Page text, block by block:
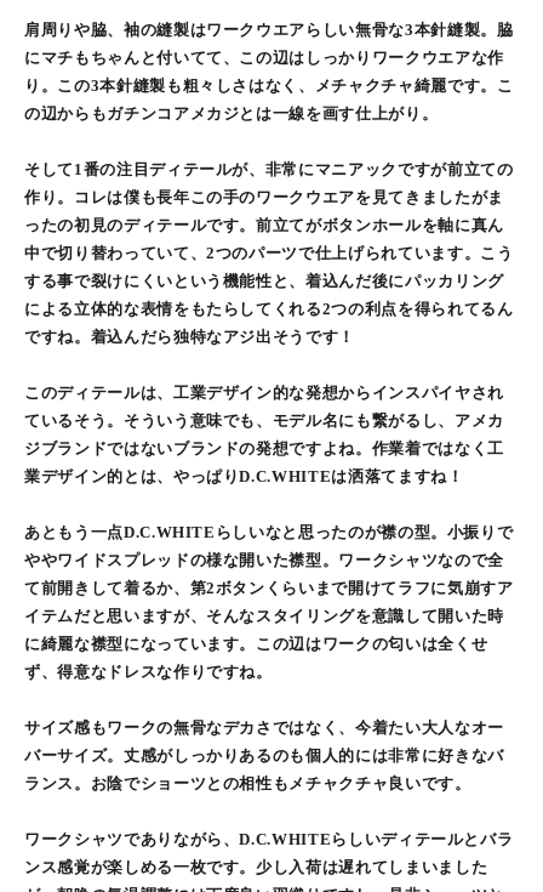
肩周りや脇、袖の縫製はワークウエアらしい無骨な3本針縫製。脇
にマチもちゃんと付いてて、この辺はしっかりワークウエアな作
り。この3本針縫製も粗々しさはなく、メチャクチャ綺麗です。こ
の辺からもガチンコアメカジとは一線を画す仕上がり。
そして1番の注目ディテールが、非常にマニアックですが前立ての
作り。コレは僕も長年この手のワークウエアを見てきましたがま
ったの初見のディテールです。前立てがボタンホールを軸に真ん
中で切り替わっていて、2つのパーツで仕上げられています。こう
する事で裂けにくいという機能性と、着込んだ後にパッカリング
による立体的な表情をもたらしてくれる2つの利点を得られてるん
ですね。着込んだら独特なアジ出そうです！
このディテールは、工業デザイン的な発想からインスパイヤされ
ているそう。そういう意味でも、モデル名にも繋がるし、アメカ
ジブランドではないブランドの発想ですよね。作業着ではなく工
業デザイン的とは、やっぱりD.C.WHITEは洒落てますね！
あともう一点D.C.WHITEらしいなと思ったのが襟の型。小振りで
ややワイドスプレッドの様な開いた襟型。ワークシャツなので全
て前開きして着るか、第2ボタンくらいまで開けてラフに気崩すア
イテムだと思いますが、そんなスタイリングを意識して開いた時
に綺麗な襟型になっています。この辺はワークの匂いは全くせ
ず、得意なドレスな作りですね。
サイズ感もワークの無骨なデカさではなく、今着たい大人なオー
バーサイズ。丈感がしっかりあるのも個人的には非常に好きなバ
ランス。お陰でショーツとの相性もメチャクチャ良いです。
ワークシャツでありながら、D.C.WHITEらしいディテールとバラ
ンス感覚が楽しめる一枚です。少し入荷は遅れてしまいました